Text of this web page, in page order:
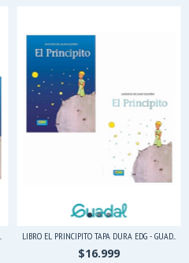
LIBRO EL PRINCIPITO TAPA DURA EDG - GUAD...
$16.999